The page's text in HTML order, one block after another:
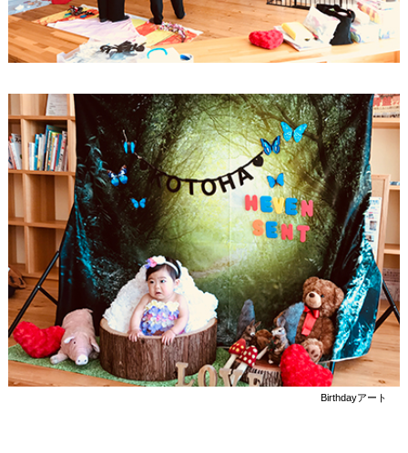
Birthdayアート